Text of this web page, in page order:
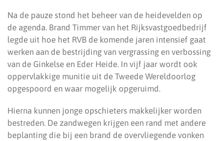
Na de pauze stond het beheer van de heidevelden op
de agenda. Brand Timmer van het Rijksvastgoedbedrijf
legde uit hoe het RVB de komende jaren intensief gaat
werken aan de bestrijding van vergrassing en verbossing
van de Ginkelse en Eder Heide. In vijf jaar wordt ook
oppervlakkige munitie uit de Tweede Wereldoorlog
opgespoord en waar mogelijk opgeruimd.
Hierna kunnen jonge opschieters makkelijker worden
bestreden. De zandwegen krijgen een rand met andere
beplanting die bij een brand de overvliegende vonken